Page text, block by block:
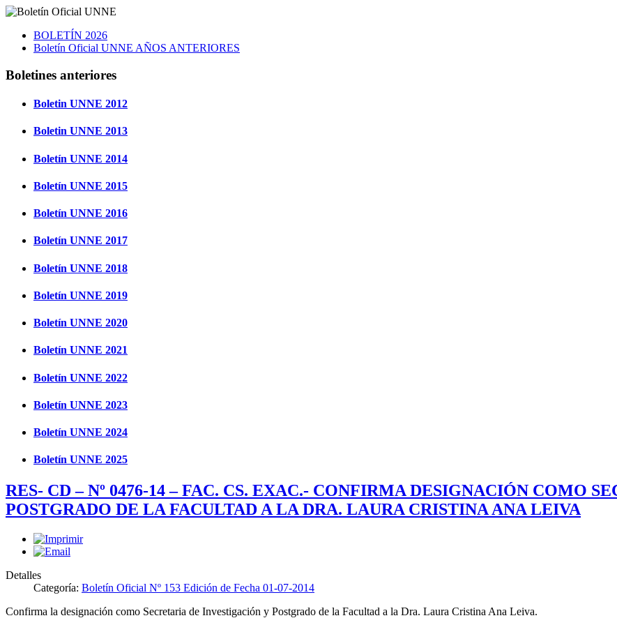
BOLETÍN 2026
Boletín Oficial UNNE AÑOS ANTERIORES
Boletines anteriores
Boletin UNNE 2012
Boletin UNNE 2013
Boletín UNNE 2014
Boletín UNNE 2015
Boletín UNNE 2016
Boletín UNNE 2017
Boletín UNNE 2018
Boletín UNNE 2019
Boletín UNNE 2020
Boletín UNNE 2021
Boletín UNNE 2022
Boletín UNNE 2023
Boletín UNNE 2024
Boletín UNNE 2025
RES- CD – Nº 0476-14 – FAC. CS. EXAC.- CONFIRMA DESIGNACIÓN COMO
POSTGRADO DE LA FACULTAD A LA DRA. LAURA CRISTINA ANA LEIVA
Detalles
Categoría: Boletín Oficial Nº 153 Edición de Fecha 01-07-2014
Confirma la designación como Secretaria de Investigación y Postgrado de la Facultad a la Dra. Laura Cristina Ana Leiva.